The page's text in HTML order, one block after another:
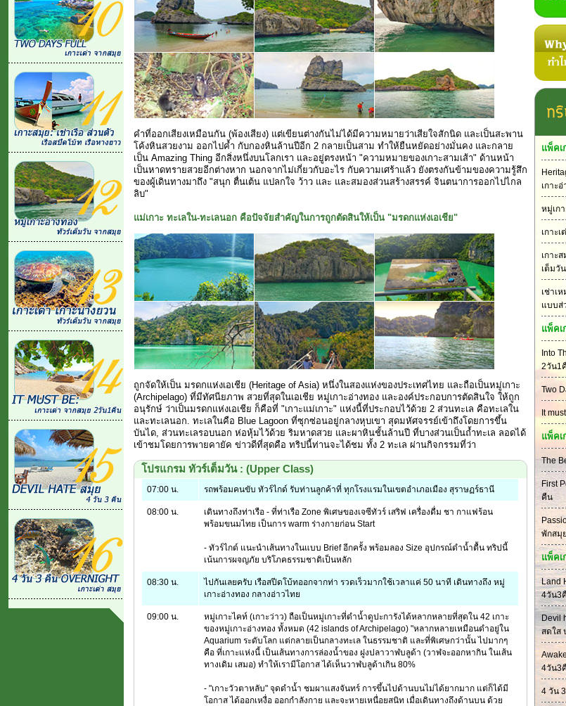
คำที่ออกเสียงเหมือนกัน (พ้องเสียง) แต่เขียนต่างกันไม่ได้มีความหมายว่าเสียใจสักนิด และเป็นสะพาน
โค้งหินสวยงาม ออกไปค้ำ กับกองหินล้านปีอีก 2 กลายเป็นสาม ทำให้ยืนหยัดอย่างมั่นคง และกลาย
เป็น Amazing Thing อีกสิ่งหนึ่งบนโลกเรา และอยู่ตรงหน้า "ความหมายของเกาะสามเส้า" ด้านหน้า
เป็นหาดทรายสวยอีกต่างหาก นอกจากไม่เกี่ยวกับอะไร กับความเศร้าแล้ว ยังตรงกันข้ามของความรู้สึก
ของผู้เดินทางมาถึง "สนุก ตื่นเต้น แปลกใจ ว้าว และ และสมองส่วนสร้างสรรค์ จินตนาการออกไปไกล
ลิบ"
แม่เกาะ ทะเลใน-ทะเลนอก คือปัจจัยสำคัญในการถูกตัดสินให้เป็น "มรดกแห่งเอเชีย"
ถูกจัดให้เป็น มรดกแห่งเอเชีย (Heritage of Asia) หนึ่งในสองแห่งของประเทศไทย และถือเป็นหมู่เกาะ
(Archipelago) ที่มีทัศนียภาพ สวยที่สุดในเอเชีย หมู่เกาะอ่างทอง และองค์ประกอบการตัดสินใจ ให้ถูก
อนุรักษ์ ว่าเป็นมรดกแห่งเอเชีย ก็คือที่ "เกาะแม่เกาะ" แห่งนี้ที่ประกอบไว้ด้วย 2 ส่วนทะเล คือทะเลใน
และทะเลนอก. ทะเลในคือ Blue Lagoon ที่ซุกซ่อนอยู่กลางหุบเขา สุดมหัศจรรย์เข้าถึงโดยการขึ้น
บันได, ส่วนทะเลรอบนอก ห่อหุ้มไว้ด้วย ริมหาดสวย และผาหินชั้นล้านปี ที่บางส่วนเป็นถ้ำทะเล ลอดได้
เข้าชมโดยการพายคายัค ข่าวดีที่สุดคือ ทริปนี้ท่านจะได้ชม ทั้ง 2 ทะเล ผ่านกิจกรรมที่ว่า
โปรแกรม ทัวร์เต็มวัน : (Upper Class)
07:00 น. รถพร้อมคนขับ ทัวร์ไกด์ รับท่านลูกค้าที่ ทุกโรงแรมในเขตอำเภอเมือง สุราษฏร์ธานี
08:00 น.
เดินทางถึงท่าเรือ - ที่ท่าเรือ Zone พิเศษของเจซีทัวร์ เสริฟ เครื่องดื่ม ชา กาแฟร้อน
พร้อมขนมไทย เป็นการ warm ร่างกายก่อน Start
- ทัวร์ไกด์ แนะนำเส้นทางในแบบ Brief อีกครั้ง พร้อมลอง Size อุปกรณ์ดำน้ำตื้น ทริปนี้
เน้นการผจญภัย บริโภคธรรมชาติเป็นหลัก
08:30 น.
ไปกันเลยครับ เรือสปีดโบ้ทออกจากท่า รวดเร็วมากใช้เวลาแค่ 50 นาที เดินทางถึง หมู่
เกาะอ่างทอง กลางอ่าวไทย
09:00 น.
หมู่เกาะไคท์ (เกาะว่าว) ถือเป็นหมู่เกาะที่ดำน้ำดูปะการังได้หลากหลายที่สุดใน 42 เกาะ
ของหมู่เกาะอ่างทอง ทั้งหมด (42 islands of Archipelago) "หลากหลายเหมือนดำอยู่ใน
Aquarium ระดับโลก แต่กลายเป็นกลางทะเล ในธรรมชาติ และที่พิเศษกว่านั้น ไปมากๆ
คือ ที่เกาะแห่งนี้ เป็นเส้นทางการล่องน้ำของ ฝูงปลาวาฬบลูด้า (วาฬจะออกหากิน ในเส้น
ทางเดิม เสมอ) ทำให้เรามีโอกาส ได้เห็นวาฬบลูด้าเกิน 80%
- "เกาะวัวตาหลับ" จุดดำน้ำ ชมผาแสงจันทร์ การขึ้นไปด้านบนไม่ได้ยากมาก แต่ก็ได้มี
โอกาส ได้ออกเหงื่อ ออกกำลังกาย และจะหายเหนื่อยสนิท เมื่อเดินทางถึงด้านบน ด้วย
แพ็คเ
เกาะ
หมู่เก
เกาะ
เกาะ
เต็มวั
เช่าเ
แบบส่
แพ็คเ
Into
2วัน1
Two
It
แพ็คเ
The
First
คืน
พักสมุย
แพ็คเ
Land
4วัน3
Devil
สดใส
4วัน3
4 วัน